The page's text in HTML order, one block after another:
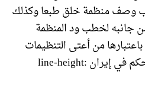
وصف منظمة خلق طبعا وكذلك
جانبه لخطب ود المنظمة
من أعتى التنظيمات
المعادية للثورة الإيرانية والحكم في إيران line-height: